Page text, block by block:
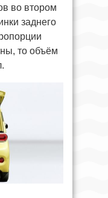
во втором
заднего
то объём